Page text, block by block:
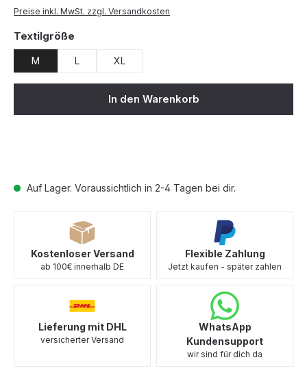
Preise inkl. MwSt. zzgl. Versandkosten
Auf Lager. Voraussichtlich in 2-4 Tagen bei dir.
Textilgröße
M L XL
In den Warenkorb
Kostenloser Versand
ab 100€ innerhalb DE
Flexible Zahlung
Jetzt kaufen - später zahlen
Lieferung mit DHL
versicherter Versand
WhatsApp
Kundensupport
wir sind für dich da